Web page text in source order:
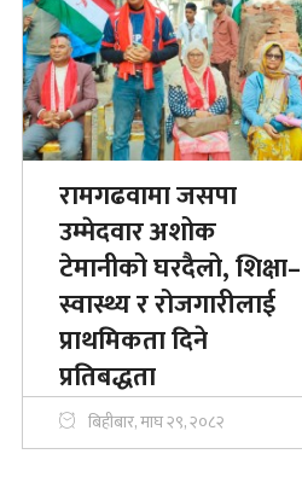
रामगढवामा जसपा
उम्मेदवार अशोक
टेमानीको घरदैलो, शिक्षा–
स्वास्थ्य र रोजगारीलाई
प्राथमिकता दिने
प्रतिबद्धता
बिहीबार, माघ २९, २०८२